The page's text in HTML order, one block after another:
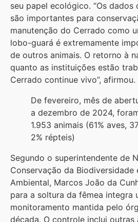
seu papel ecológico. “Os
são importantes para
manutenção do Cerrado como
lobo-guará é extremamente
de outros animais. O retorno à
quanto as instituições estão
Cerrado continue vivo”, afirmou.
De fevereiro, mês de
a dezembro de 2024,
1.953 animais (61% aves,
2% répteis)
Segundo o superintendente de
Conservação da Biodiversidade
Ambiental, Marcos João da
para a soltura da fêmea integra
monitoramento mantida pelo
década. O controle inclui outras